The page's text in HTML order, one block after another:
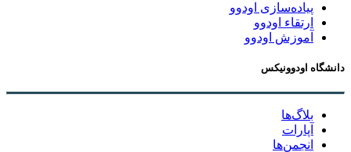
پیاده‌سازی اودوو
ارتقاء اودوو
آموزش اودوو
دانشگاه اودوونیکس
بلاگ‌ها
آپارات
انجمن‌ها